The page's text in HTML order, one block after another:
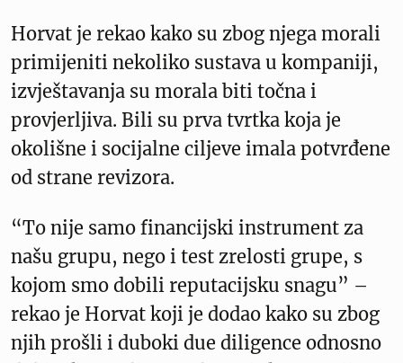
Horvat je rekao kako su zbog njega morali
primijeniti nekoliko sustava u kompaniji,
izvještavanja su morala biti točna i
provjerljiva. Bili su prva tvrtka koja je
okolišne i socijalne ciljeve imala potvrđene
od strane revizora.
“To nije samo financijski instrument za
našu grupu, nego i test zrelosti grupe, s
kojom smo dobili reputacijsku snagu” –
rekao je Horvat koji je dodao kako su zbog
njih prošli i duboki due diligence odnosno